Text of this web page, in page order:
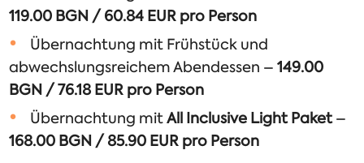
119.00 BGN / 60.84 EUR pro Person
Übernachtung mit Frühstück und
abwechslungsreichem Abendessen –149.00
BGN / 76.18 EUR pro Person
Übernachtung mitAll Inclusive Light Paket–
168.00 BGN / 85.90 EUR pro Person